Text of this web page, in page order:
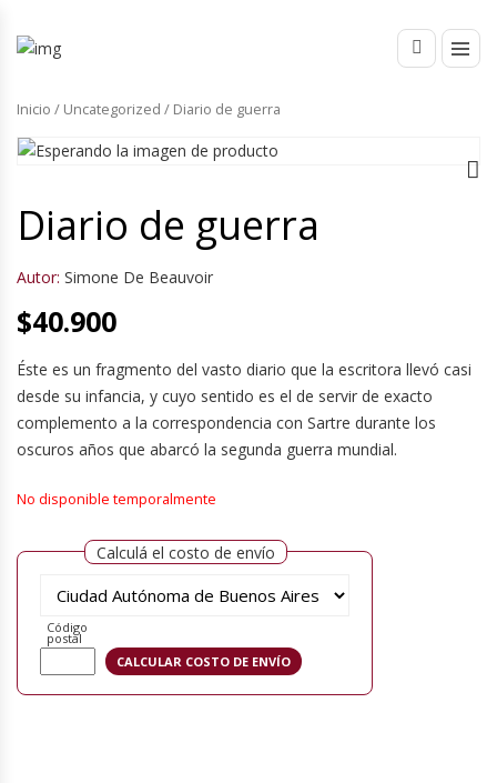
Inicio / Uncategorized / Diario de guerra
Diario de guerra
Autor: Simone De Beauvoir
$40.900
Éste es un fragmento del vasto diario que la escritora llevó casi
desde su infancia, y cuyo sentido es el de servir de exacto
complemento a la correspondencia con Sartre durante los
oscuros años que abarcó la segunda guerra mundial.
No disponible temporalmente
Calculá el costo de envío
Código
postal